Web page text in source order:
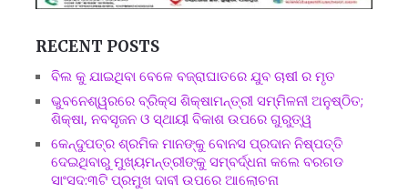
RECENT POSTS
ବିଲ କୁ ଯାଇଥିବା ବେଳେ ବଜ୍ରାଘାତରେ ଯୁବ ଚାଷୀ ର ମୃତ
ଭୁବନେଶ୍ୱରରେ ବ୍ରିକ୍ସ ଶିକ୍ଷାମନ୍ତ୍ରୀ ସମ୍ମିଳନୀ ଅନୁଷ୍ଠିତ;
ଶିକ୍ଷା, ନବସୃଜନ ଓ ସ୍ଥାୟୀ ବିକାଶ ଉପରେ ଗୁରୁତ୍ୱ
କେନ୍ଦୁପତ୍ର ଶ୍ରମିକ ମାନଙ୍କୁ ବୋନସ ପ୍ରଦାନ ନିଷ୍ପତ୍ତି
ଦେଇଥିବାରୁ ମୁଖ୍ୟମନ୍ତ୍ରୀଙ୍କୁ ସମ୍ବର୍ଦ୍ଧନା କଲେ ବରଗଡ
ସାଂସଦ:୩ଟି ପ୍ରମୁଖ ଦାବୀ ଉପରେ ଆଲୋଚନା